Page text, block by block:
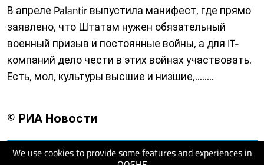
We use cookies to provide some features and experiences in
В апреле Palantir выпустила манифест, где прямо
заявлено, что Штатам нужен обязательный
военный призыв и постоянные войны, а для IT-
компаний дело чести в этих войнах участвовать.
Есть, мол, культуры высшие и низшие,........
© РИА Новости